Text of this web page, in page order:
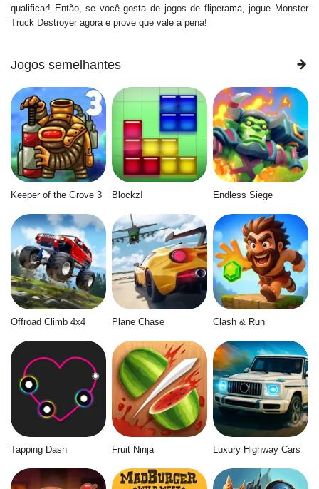
qualificar! Então, se você gosta de jogos de fliperama, jogue Monster
Truck Destroyer agora e prove que vale a pena!
Jogos semelhantes
Keeper of the Grove 3 Blockz! Endless Siege
Offroad Climb 4x4 Plane Chase Clash & Run
Tapping Dash Fruit Ninja Luxury Highway Cars